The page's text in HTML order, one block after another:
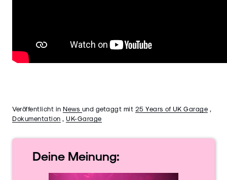
Veröffentlicht in News und getaggt mit 25 Years of UK Garage
Dokumentation
UK-Garage
Deine Meinung: